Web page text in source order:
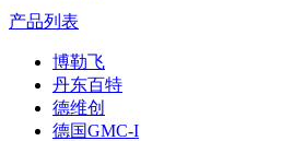
产品列表
博勒飞
丹东百特
德维创
德国GMC-I